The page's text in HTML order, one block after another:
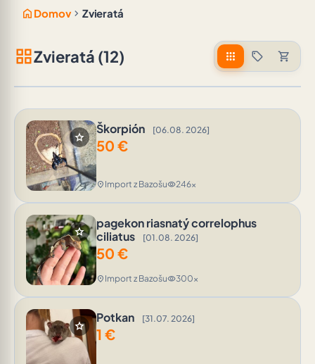
home Domov chevron_right Zvieratá
grid_viewZvieratá (12) apps sell shopping_cart
star
Škorpión [06.08. 2026]
50 €
location_on Import z Bazošuvisibility246x
star
pagekon riasnatý correlophus
ciliatus
[01.08. 2026]
50 €
location_on Import z Bazošuvisibility300x
star
Potkan [31.07. 2026]
1 €